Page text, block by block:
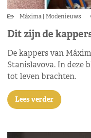
Máxima Modenieuws
Dit zijn de
De kappers van
Stanislavova. In deze
tot leven brachten.
Lees verder